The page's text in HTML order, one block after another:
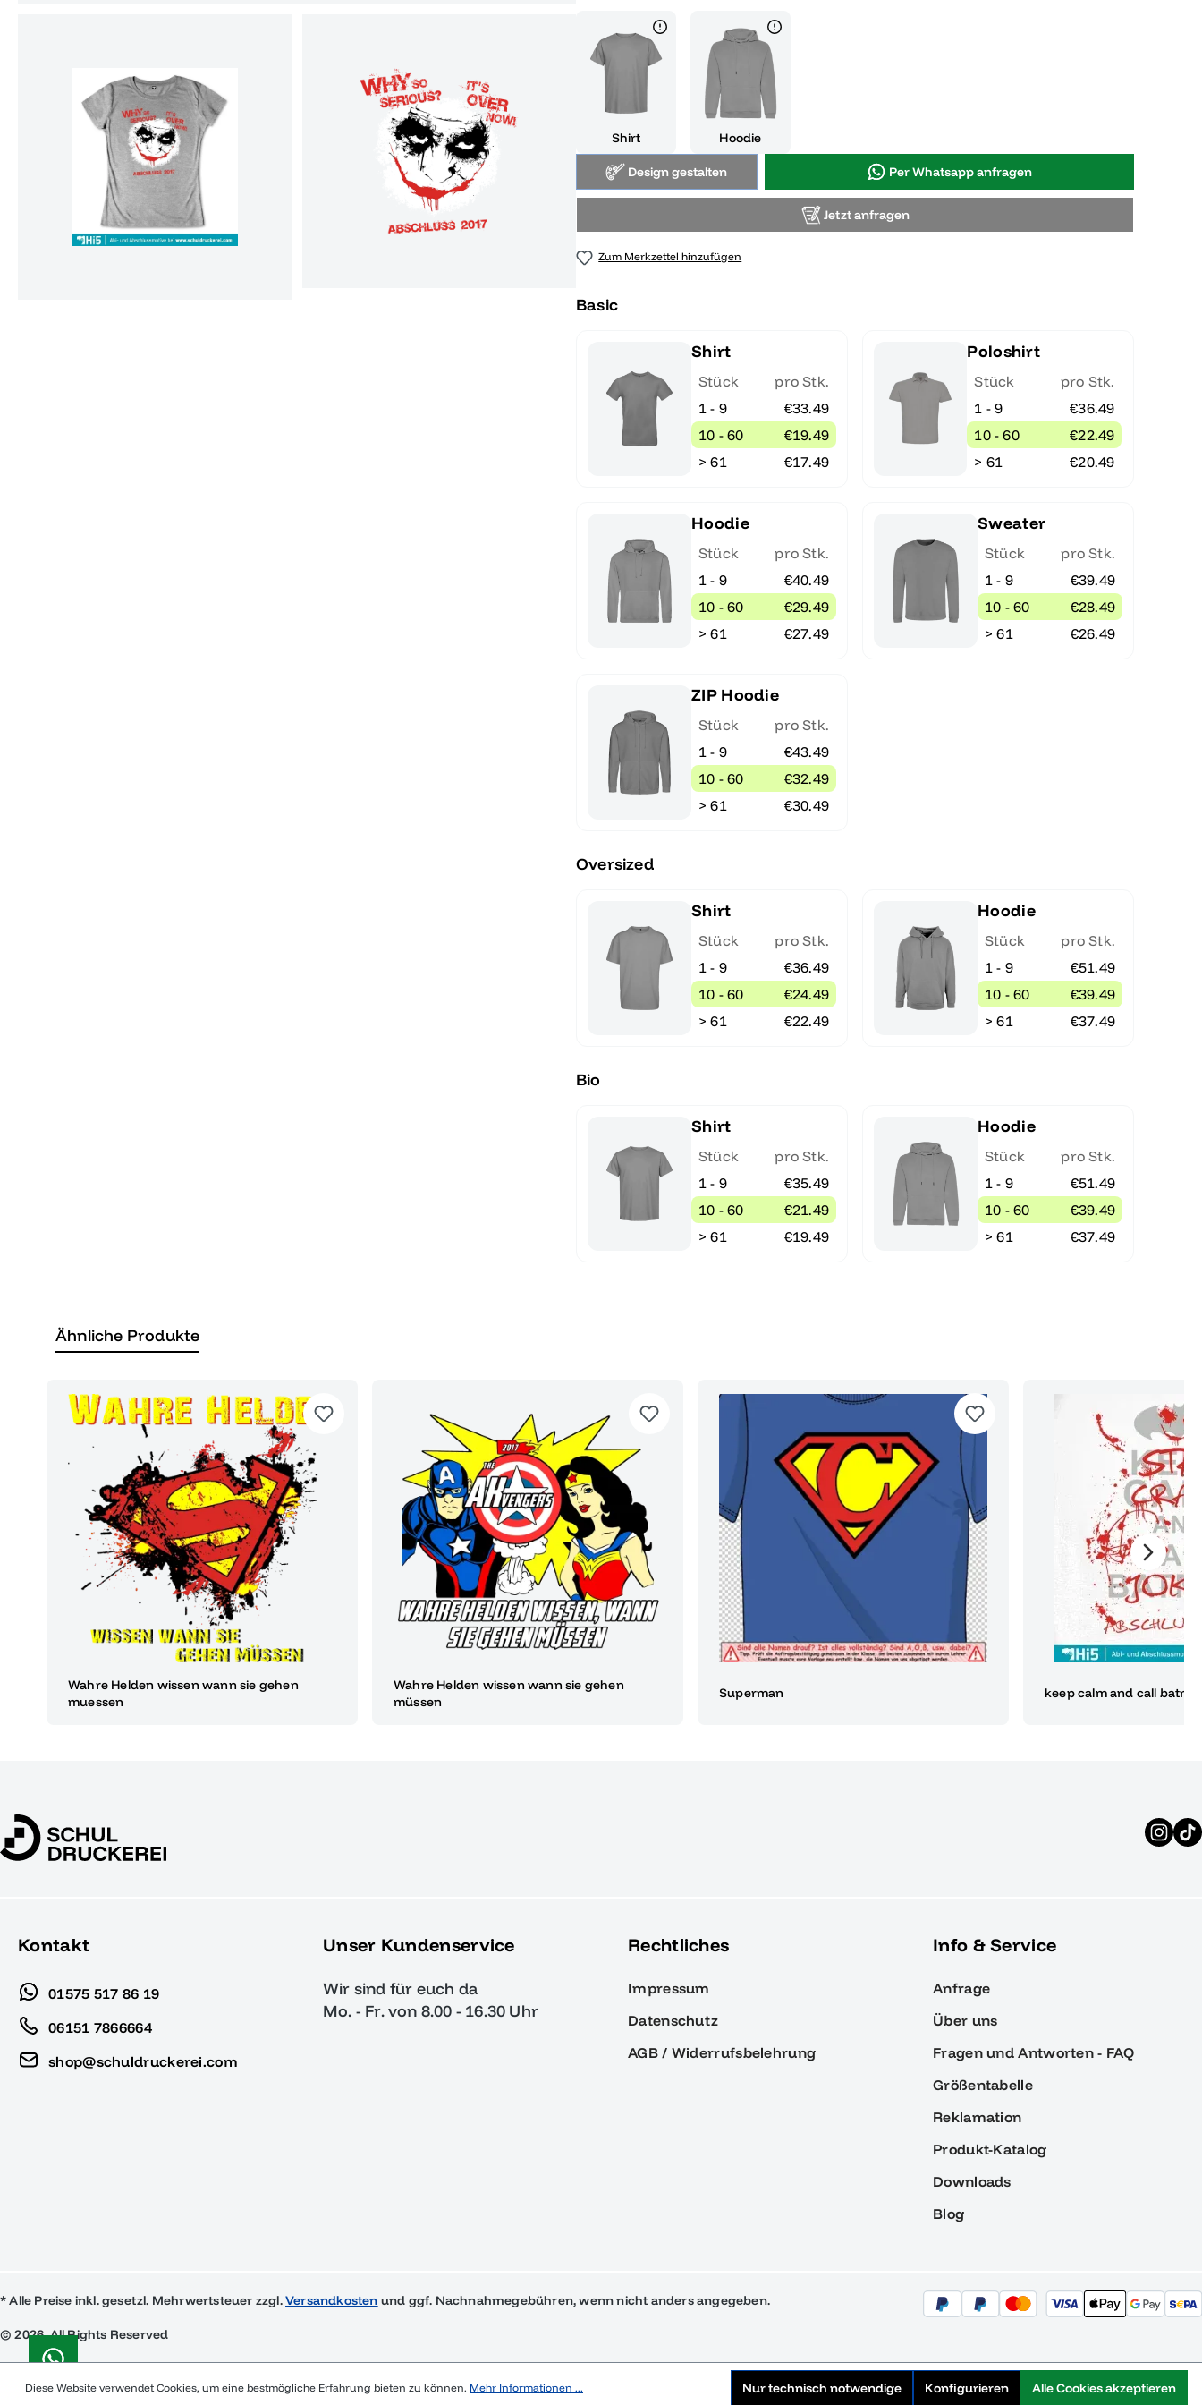
Shirt Hoodie
Design gestalten Per Whatsapp anfragen
Jetzt anfragen
Zum Merkzettel hinzufügen
Basic
Shirt
Stück
pro Stk.
1 - 9
€33.49
10 - 60
€19.49
> 61
€17.49
Poloshirt
Stück
pro Stk.
1 - 9
€36.49
10 - 60
€22.49
> 61
€20.49
Hoodie
Stück
pro Stk.
1 - 9
€40.49
10 - 60
€29.49
> 61
€27.49
Sweater
Stück
pro Stk.
1 - 9
€39.49
10 - 60
€28.49
> 61
€26.49
ZIP Hoodie
Stück
pro Stk.
1 - 9
€43.49
10 - 60
€32.49
> 61
€30.49
Oversized
Shirt
Stück
pro Stk.
1 - 9
€36.49
10 - 60
€24.49
> 61
€22.49
Hoodie
Stück
pro Stk.
1 - 9
€51.49
10 - 60
€39.49
> 61
€37.49
Bio
Shirt
Stück
pro Stk.
1 - 9
€35.49
10 - 60
€21.49
> 61
€19.49
Hoodie
Stück
pro Stk.
1 - 9
€51.49
10 - 60
€39.49
> 61
€37.49
Ähnliche Produkte
Wahre Helden wissen wann sie gehen
muessen
Wahre Helden wissen wann sie gehen
müssen
Superman keep calm and call
Kontakt
01575 517 86 19
06151 7866664
shop@schuldruckerei.com
Unser Kundenservice
Wir sind für euch da
Mo. - Fr. von 8.00 - 16.30 Uhr
Rechtliches
Impressum
Datenschutz
AGB / Widerrufsbelehrung
Info & Service
Anfrage
Über uns
Fragen und Antworten - FAQ
Größentabelle
Reklamation
Produkt-Katalog
Downloads
Blog
* Alle Preise inkl. gesetzl. Mehrwertsteuer zzgl.Versandkosten und ggf. Nachnahmegebühren, wenn nicht anders angegeben.
© 2026, All Rights Reserved
Diese Website verwendet Cookies, um eine bestmögliche Erfahrung bieten zu können. Mehr Informationen ... Nur technisch notwendige Konfigurieren Alle Cookies akzeptieren